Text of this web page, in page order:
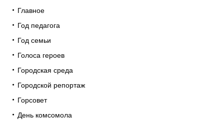
Главное
Год педагога
Год семьи
Голоса героев
Городская среда
Городской репортаж
Горсовет
День комсомола